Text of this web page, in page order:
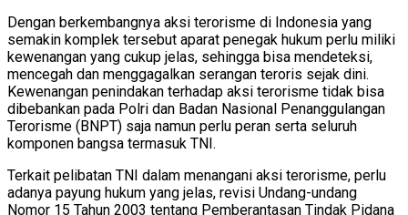
Dengan berkembangnya aksi terorisme di Indonesia yang
semakin komplek tersebut aparat penegak hukum perlu miliki
kewenangan yang cukup jelas, sehingga bisa mendeteksi,
mencegah dan menggagalkan serangan teroris sejak dini.
Kewenangan penindakan terhadap aksi terorisme tidak bisa
dibebankan pada Polri dan Badan Nasional Penanggulangan
Terorisme (BNPT) saja namun perlu peran serta seluruh
komponen bangsa termasuk TNI.
Terkait pelibatan TNI dalam menangani aksi terorisme, perlu
adanya payung hukum yang jelas, revisi Undang-undang
Nomor 15 Tahun 2003 tentang Pemberantasan Tindak Pidana